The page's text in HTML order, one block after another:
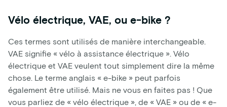
Vélo électrique, VAE, ou e-bike ?
Ces termes sont utilisés de manière interchangeable.
VAE signifie « vélo à assistance électrique ». Vélo
électrique et VAE veulent tout simplement dire la même
chose. Le terme anglais « e-bike » peut parfois
également être utilisé. Mais ne vous en faites pas ! Que
vous parliez de « vélo électrique », de « VAE » ou de « e-